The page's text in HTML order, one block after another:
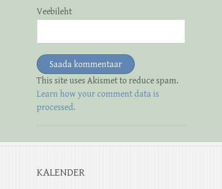
Veebileht
This site uses Akismet to reduce spam.
Learn how your comment data is
processed.
KALENDER